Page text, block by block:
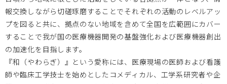
大阪医療センターBi-AMPS 2026.01.06
＜MDF会員以外も参加可能＞1/29医工連携マッチング例会
【次世代医療システム産業化フォーラム2025（MDF）】を
開催します。
報交換しながら切磋琢磨することでそれぞれの活動のレベルアッ
プを図ると共に、拠点のない地域を含めて全国を広範囲にカバー
することで我が国の医療機器開発の基盤強化および医療機器創出
の加速化を目指します。
『和（やわらぎ）』という愛称には、医療現場の医師および看護
師や臨床工学技士を始めとしたコメディカル、工学系研究者や企